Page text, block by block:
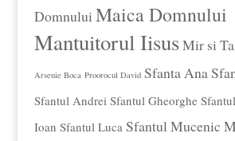
Domnului Maica Domnului
Mantuitorul IisusMir si
Arsenie Boca Proorocul David Sfanta Ana
Sfantul Andrei Sfantul Gheorghe
Ioan Sfantul Luca Sfantul Mucenic